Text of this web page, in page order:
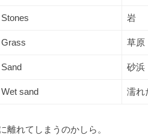
Stones 岩
Grass 草原
Sand 砂浜
Wet sand 濡れ
離れてしまうのかしら。